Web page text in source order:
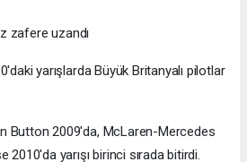
zafere uzandı
yarışlarda Büyük Britanyalı pilotlar
Button 2009'da, McLaren-Mercedes
yarışı birinci sırada bitirdi.